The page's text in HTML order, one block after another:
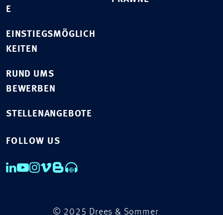
E
EINSTIEGSMÖGLICH
KEITEN
RUND UMS
BEWERBEN
STELLENANGEBOTE
FOLLOW US
© 2025 Drees & Sommer